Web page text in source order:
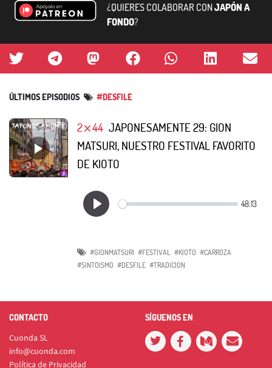
¿QUIERES COLABORAR CONJAPÓN A
FONDO?
ÚLTIMOS EPISODIOS #DESFILE
2⨯44 JAPONESAMENTE 29: GION
MATSURI, NUESTRO FESTIVAL FAVORITO
DE KIOTO
#GIONMATSURI #FESTIVAL #KIOTO #CARROZA
#SINTOISMO #DESFILE #TRADICION
CONTACTO
Cuonda SL
info@cuonda.com
Política de Privacidad
SÍGUENOS EN